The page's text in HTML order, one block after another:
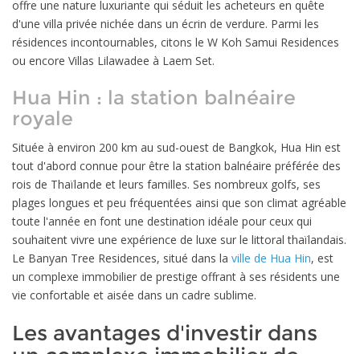
offre une nature luxuriante qui séduit les acheteurs en quête
d'une villa privée nichée dans un écrin de verdure. Parmi les
résidences incontournables, citons le W Koh Samui Residences
ou encore Villas Lilawadee à Laem Set.
Hua Hin : la station balnéaire
royale
Située à environ 200 km au sud-ouest de Bangkok, Hua Hin est
tout d'abord connue pour être la station balnéaire préférée des
rois de Thaïlande et leurs familles. Ses nombreux golfs, ses
plages longues et peu fréquentées ainsi que son climat agréable
toute l'année en font une destination idéale pour ceux qui
souhaitent vivre une expérience de luxe sur le littoral thaïlandais.
Le Banyan Tree Residences, situé dans la ville de Hua Hin, est
un complexe immobilier de prestige offrant à ses résidents une
vie confortable et aisée dans un cadre sublime.
Les avantages d'investir dans